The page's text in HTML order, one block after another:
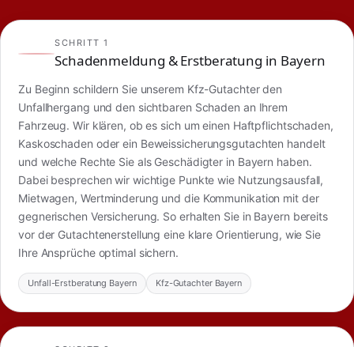
SCHRITT 1
Schadenmeldung & Erstberatung in Bayern
Zu Beginn schildern Sie unserem Kfz-Gutachter den
Unfallhergang und den sichtbaren Schaden an Ihrem
Fahrzeug. Wir klären, ob es sich um einen Haftpflichtschaden,
Kaskoschaden oder ein Beweissicherungsgutachten handelt
und welche Rechte Sie als Geschädigter in Bayern haben.
Dabei besprechen wir wichtige Punkte wie Nutzungsausfall,
Mietwagen, Wertminderung und die Kommunikation mit der
gegnerischen Versicherung. So erhalten Sie in Bayern bereits
vor der Gutachtenerstellung eine klare Orientierung, wie Sie
Ihre Ansprüche optimal sichern.
Unfall-Erstberatung Bayern Kfz-Gutachter Bayern